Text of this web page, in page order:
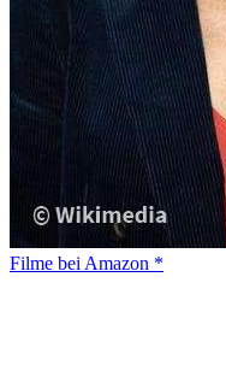
Filme bei Amazon *